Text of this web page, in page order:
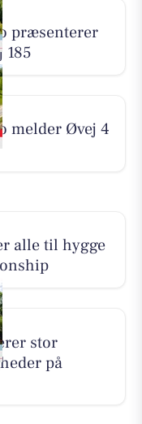
præsenterer
185
melder Øvej 4
alle til hygge
stor
på